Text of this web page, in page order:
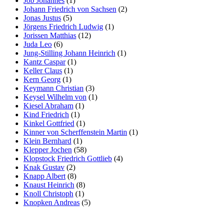
Johann Friedrich von Sachsen (2)
Jonas Justus (5)
Jörgens Friedrich Ludwig (1)
Jorissen Matthias (12)
Juda Leo (6)
Jung-Stilling Johann Heinrich (1)
Kantz Caspar(1)
Keller Claus (1)
Kern Georg (1)
Keymann Christian (3)
Keysel Wilhelm von (1)
Kiesel Abraham (1)
Kind Friedrich (1)
Kinkel Gottfried (1)
Kinner von Scherffenstein Martin (1)
Klein Bernhard (1)
Klepper Jochen (58)
Klopstock Friedrich Gottlieb (4)
Knak Gustav (2)
Knapp Albert (8)
Knaust Heinrich (8)
Knoll Christoph (1)
Knopken Andreas (5)